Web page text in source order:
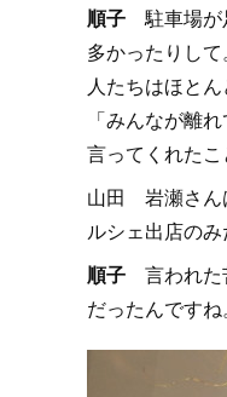
順子 駐車場が
多かったりし
人たちはほと
「みんなが離
言ってくれたこ
山田 岩瀬さん
ルシェ出店の
順子 言われた
だったんですね